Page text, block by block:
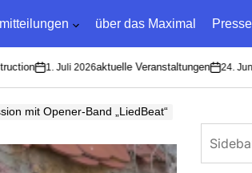
über das Maximal
on
1. Juli 2026aktuelle Veranstaltungenon
24. Juni
mit Opener-Band „LiedBeat“